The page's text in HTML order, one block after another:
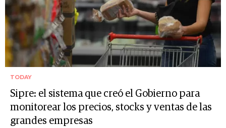
TODAY
Sipre: el sistema que creó el Gobierno para
monitorear los precios, stocks y ventas de las
grandes empresas